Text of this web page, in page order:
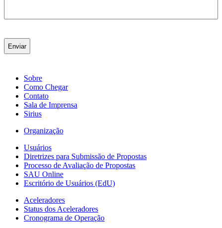
Sobre
Como Chegar
Contato
Sala de Imprensa
Sirius
Organização
Usuários
Diretrizes para Submissão de Propostas
Processo de Avaliação de Propostas
SAU Online
Escritório de Usuários (EdU)
Aceleradores
Status dos Aceleradores
Cronograma de Operação